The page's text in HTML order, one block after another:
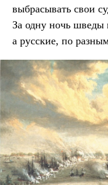
выбрасывать свои
За одну ночь шведы
а русские, по